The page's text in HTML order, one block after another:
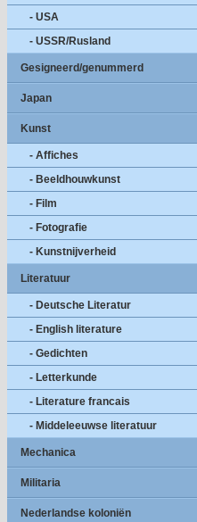
- USA
- USSR/Rusland
Gesigneerd/genummerd
Japan
Kunst
- Affiches
- Beeldhouwkunst
- Film
- Fotografie
- Kunstnijverheid
Literatuur
- Deutsche Literatur
- English literature
- Gedichten
- Letterkunde
- Literature francais
- Middeleeuwse literatuur
Mechanica
Militaria
Nederlandse koloniën